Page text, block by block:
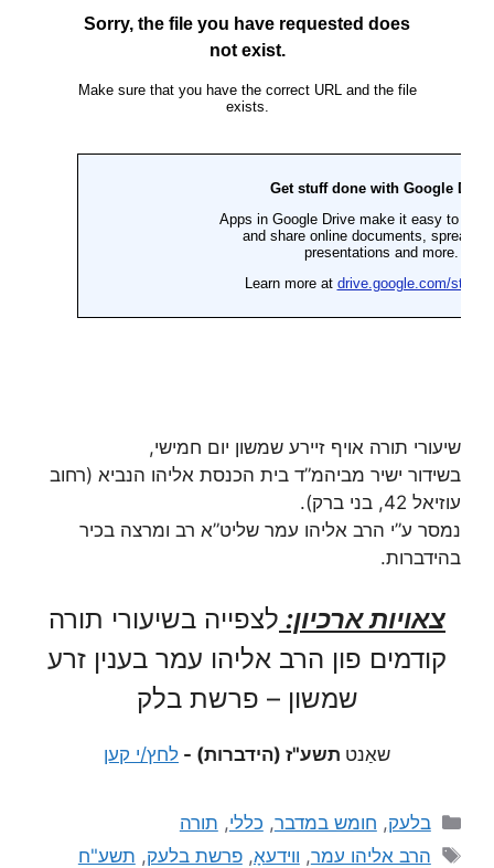
שיעורי תורה אויף זיירע שמשון יום חמישי,
בשידור ישיר מביהמ”ד בית הכנסת אליהו הנביא (רחוב
עוזיאל 42, בני ברק).
נמסר ע”י הרב אליהו עמר שליט”א רב ומרצה בכיר
בהידברות.
צאויות ארכיון: לצפייה בשיעורי תורה
קודמים פון הרב אליהו עמר בענין זרע
שמשון – פרשת בלק
שאַנט תשע"ז (הידברות) - לחץ/י קען
בלעק, חומש במדבר, כללי, תורה
הרב אליהו עמר, ווידעאָ,פרשת בלעק, תשע"ח